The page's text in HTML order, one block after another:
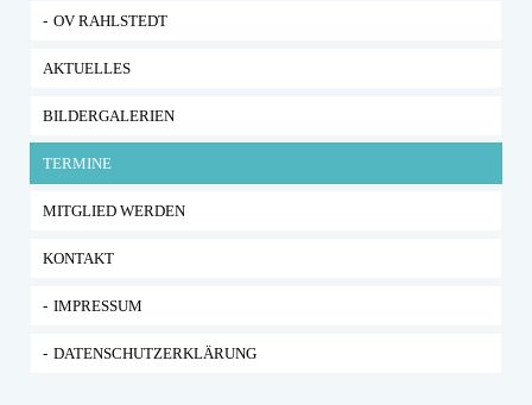
OV RAHLSTEDT
AKTUELLES
BILDERGALERIEN
TERMINE
MITGLIED WERDEN
KONTAKT
IMPRESSUM
DATENSCHUTZERKLÄRUNG